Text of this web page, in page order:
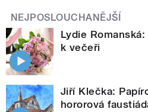
NEJPOSLOUCHANĚJŠÍ
Lydie
k večeři
Jiří Klečka:
hororová